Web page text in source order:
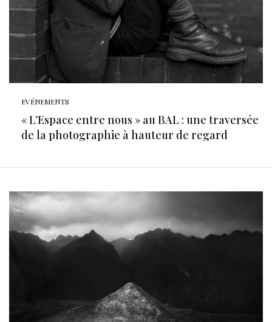
EVÉNEMENTS
« L’Espace entre nous » au BAL : une traversée
de la photographie à hauteur de regard